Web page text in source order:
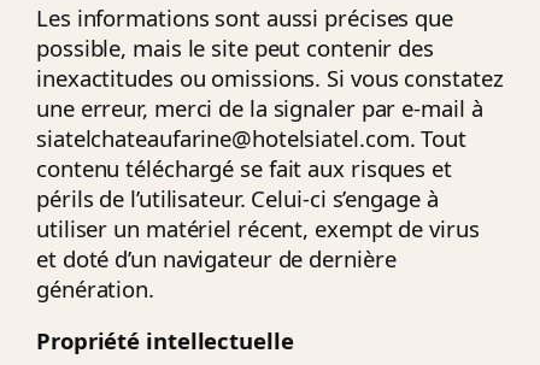
Les informations sont aussi précises que
possible, mais le site peut contenir des
inexactitudes ou omissions. Si vous constatez
une erreur, merci de la signaler par e-mail à
siatelchateaufarine@hotelsiatel.com. Tout
contenu téléchargé se fait aux risques et
périls de l’utilisateur. Celui-ci s’engage à
utiliser un matériel récent, exempt de virus
et doté d’un navigateur de dernière
génération.
Propriété intellectuelle